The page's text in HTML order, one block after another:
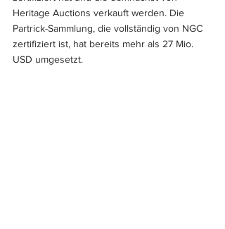
Heritage Auctions verkauft werden. Die
Partrick-Sammlung, die vollständig von NGC
zertifiziert ist, hat bereits mehr als 27 Mio.
USD umgesetzt.